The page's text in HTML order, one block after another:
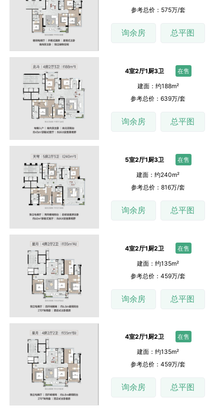
参考总价：575万/套
询余房 总平图
4室2厅1厨3卫 在售
建面：约188m²
参考总价：639万/套
询余房 总平图
5室2厅1厨3卫 在售
建面：约240m²
参考总价：816万/套
询余房 总平图
4室2厅1厨2卫 在售
建面：约135m²
参考总价：459万/套
询余房 总平图
4室2厅1厨2卫 在售
建面：约135m²
参考总价：459万/套
询余房 总平图